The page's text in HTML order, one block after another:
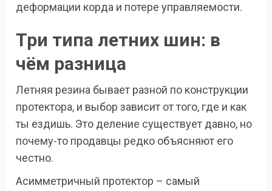
деформации корда и потере управляемости.
Три типа летних шин: в
чём разница
Летняя резина бывает разной по конструкции
протектора, и выбор зависит от того, где и как
ты ездишь. Это деление существует давно, но
почему-то продавцы редко объясняют его
честно.
Асимметричный протектор – самый